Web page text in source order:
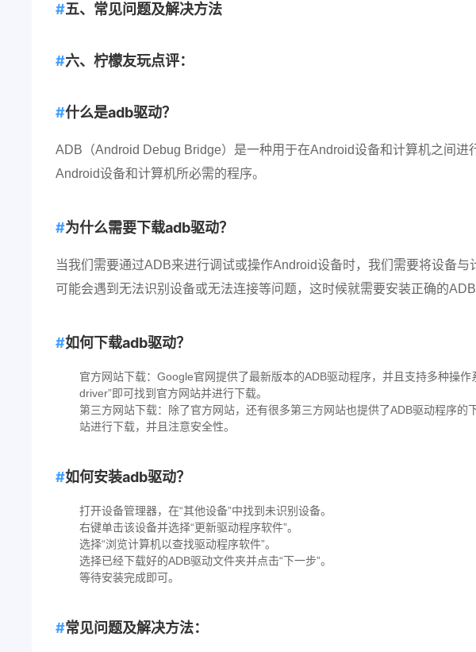
五、常见问题及解决方法
六、柠檬友玩点评：
什么是adb驱动？
ADB（Android Debug Bridge）是一种用于在Android设备和计算机之间进
Android设备和计算机所必需的程序。
为什么需要下载adb驱动？
当我们需要通过ADB来进行调试或操作Android设备时，我们需要将设备与
可能会遇到无法识别设备或无法连接等问题，这时候就需要安装正确的ADB
如何下载adb驱动？
官方网站下载：Google官网提供了最新版本的ADB驱动程序，并且支持多种操
driver”即可找到官方网站并进行下载。
第三方网站下载：除了官方网站，还有很多第三方网站也提供了ADB驱动程序的
站进行下载，并且注意安全性。
如何安装adb驱动？
打开设备管理器，在“其他设备”中找到未识别设备。
右键单击该设备并选择“更新驱动程序软件”。
选择“浏览计算机以查找驱动程序软件”。
选择已经下载好的ADB驱动文件夹并点击“下一步”。
等待安装完成即可。
常见问题及解决方法：